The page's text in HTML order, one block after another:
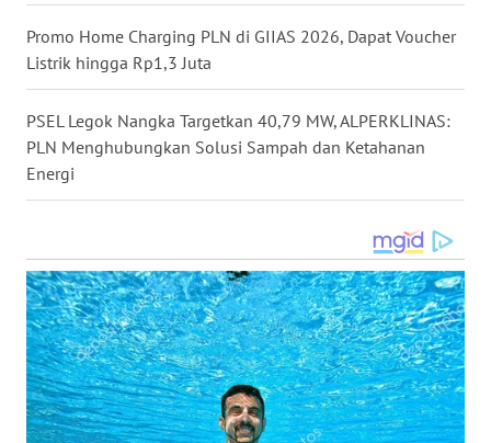
Promo Home Charging PLN di GIIAS 2026, Dapat Voucher
Listrik hingga Rp1,3 Juta
PSEL Legok Nangka Targetkan 40,79 MW, ALPERKLINAS:
PLN Menghubungkan Solusi Sampah dan Ketahanan
Energi
MALUT
WN
DAIRI
WN
DANAU
TOBA
WN
NIAS
WN
LANGKAT
WN